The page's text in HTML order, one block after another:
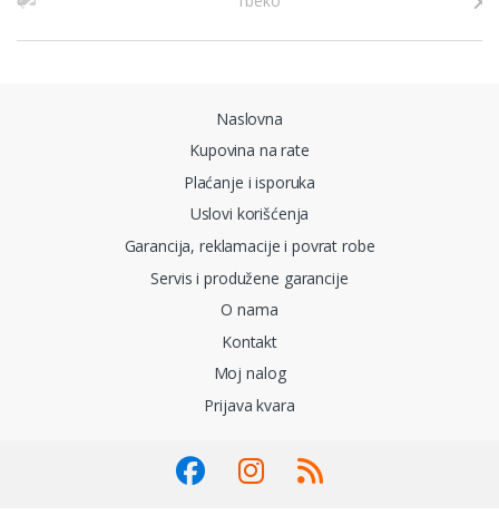
Naslovna
Kupovina na rate
Plaćanje i isporuka
Uslovi korišćenja
Garancija, reklamacije i povrat robe
Servis i produžene garancije
O nama
Kontakt
Moj nalog
Prijava kvara